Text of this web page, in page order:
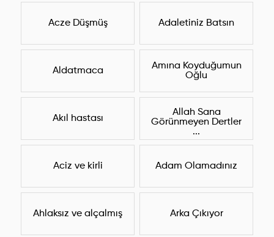
Acze Düşmüş Adaletiniz Batsın
Aldatmaca
Amına Koyduğumun
Oğlu
Akıl hastası
Allah Sana
Görünmeyen Dertler
...
Aciz ve kirli Adam Olamadınız
Ahlaksız ve alçalmış Arka Çıkıyor